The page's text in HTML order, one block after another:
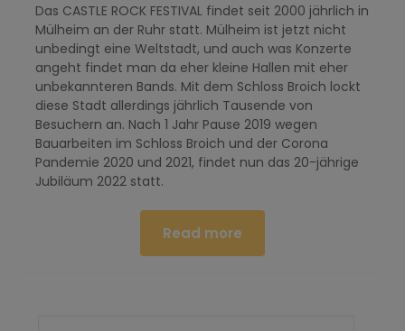
Das CASTLE ROCK FESTIVAL findet seit 2000 jährlich in
Mülheim an der Ruhr statt. Mülheim ist jetzt nicht
unbedingt eine Weltstadt, und auch was Konzerte
angeht findet man da eher kleine Hallen mit eher
unbekannteren Bands. Mit dem Schloss Broich lockt
diese Stadt allerdings jährlich Tausende von
Besuchern an. Nach 1 Jahr Pause 2019 wegen
Bauarbeiten im Schloss Broich und der Corona
Pandemie 2020 und 2021, findet nun das 20-jährige
Jubiläum 2022 statt.
Read more